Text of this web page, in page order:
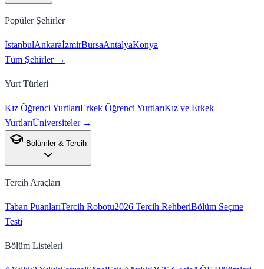
Popüler Şehirler
İstanbulAnkaraİzmirBursaAntalyaKonya
Tüm Şehirler →
Yurt Türleri
Kız Öğrenci YurtlarıErkek Öğrenci YurtlarıKız ve Erkek
YurtlarıÜniversiteler →
Bölümler & Tercih
Tercih Araçları
Taban PuanlarıTercih Robotu2026 Tercih RehberiBölüm Seçme
Testi
Bölüm Listeleri